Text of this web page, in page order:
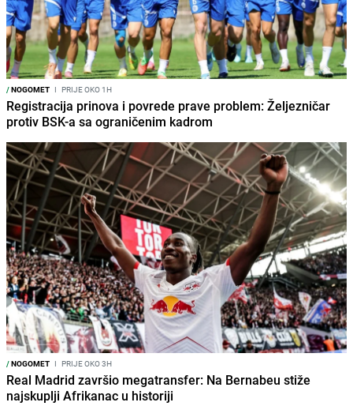
/NOGOMET I PRIJE OKO 1H
Registracija prinova i povrede prave problem: Željezničar
protiv BSK-a sa ograničenim kadrom
/NOGOMET I PRIJE OKO 3H
Real Madrid završio megatransfer: Na Bernabeu stiže
najskuplji Afrikanac u historiji